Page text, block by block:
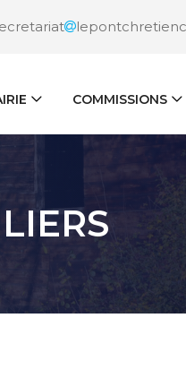
COMMISSIONS